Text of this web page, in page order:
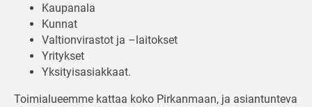
Kaupanala
Kunnat
Valtionvirastot ja –laitokset
Yritykset
Yksityisasiakkaat.
Toimialueemme kattaa koko Pirkanmaan, ja asiantunteva